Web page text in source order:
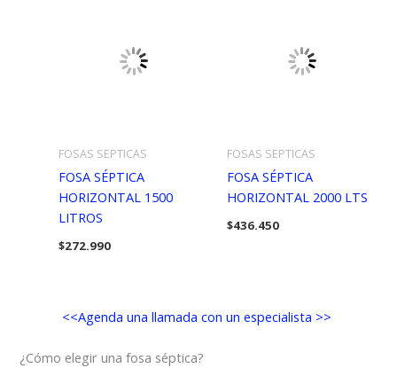
FOSAS SEPTICAS
FOSA SÉPTICA
HORIZONTAL 1500
LITROS
$272.990
FOSAS SEPTICAS
FOSA SÉPTICA
HORIZONTAL 2000 LTS
$436.450
<<Agenda una llamada con un especialista >>
¿Cómo elegir una fosa séptica?